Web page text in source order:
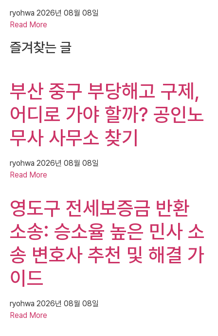
ryohwa 2026년 08월 08일
Read More
즐겨찾는 글
부산 중구 부당해고 구제,
어디로 가야 할까? 공인노
무사 사무소 찾기
ryohwa 2026년 08월 08일
Read More
영도구 전세보증금 반환
소송: 승소율 높은 민사 소
송 변호사 추천 및 해결 가
이드
ryohwa 2026년 08월 08일
Read More